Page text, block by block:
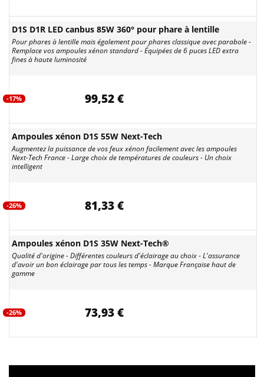
D1S D1R LED canbus 85W 360° pour phare à lentille
Pour phares à lentille mais également pour phares classique avec parabole -
Remplace vos ampoules xénon standard - Équipées de 6 puces LED extra
fines à haute luminosité
-17% 99,52 €
Ampoules xénon D1S 55W Next-Tech
Augmentez la puissance de vos feux xénon facilement avec les ampoules
Next-Tech France - Large choix de températures de couleurs - Un choix
intelligent
-26% 81,33 €
Ampoules xénon D1S 35W Next-Tech®
Qualité d'origine - Différentes couleurs d'éclairage au choix - L'assurance
d'avoir un bon éclairage par tous les temps - Marque Française haut de
gamme
-26% 73,93 €